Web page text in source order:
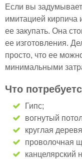
Если вы
имитацией кирпича
ее закупать. Она
ее изготовления.
просто, что ее
минимальными
Что
Гипс;
вогнутый
круглая
проволочная
канцелярский